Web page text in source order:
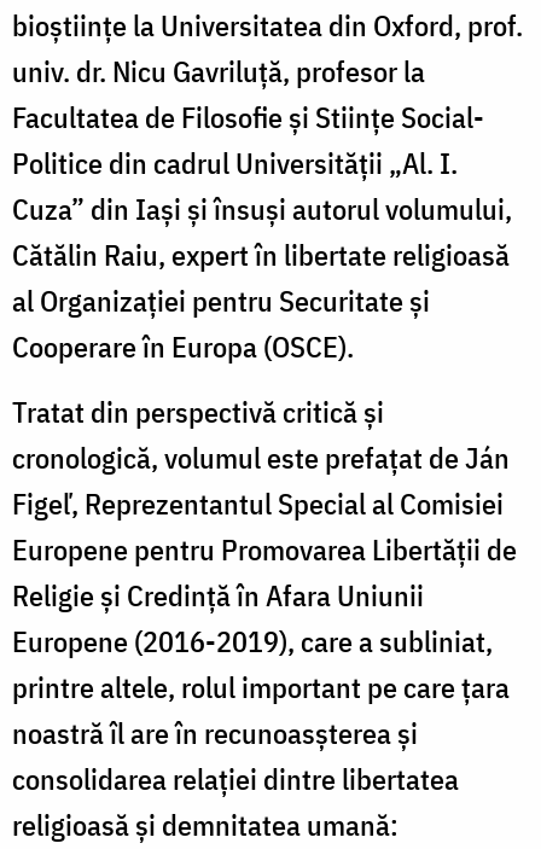
bioștiințe la Universitatea din Oxford, prof.
univ. dr. Nicu Gavriluță, profesor la
Facultatea de Filosofie și Stiințe Social-
Politice din cadrul Universității „Al. I.
Cuza” din Iași și însuși autorul volumului,
Cătălin Raiu, expert în libertate religioasă
al Organizației pentru Securitate și
Cooperare în Europa (OSCE).
Tratat din perspectivă critică și
cronologică, volumul este prefațat de Ján
Figeľ, Reprezentantul Special al Comisiei
Europene pentru Promovarea Libertății de
Religie și Credință în Afara Uniunii
Europene (2016-2019), care a subliniat,
printre altele, rolul important pe care țara
noastră îl are în recunoasșterea și
consolidarea relației dintre libertatea
religioasă și demnitatea umană: